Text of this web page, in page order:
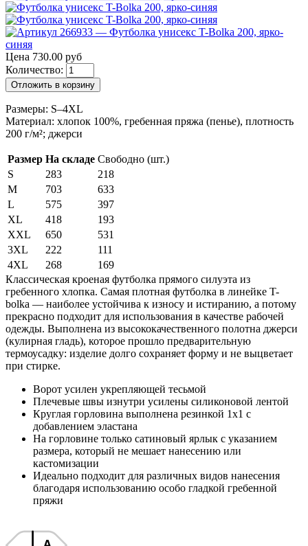
Цена 730.00 руб
Количество:
Отложить в корзину
Размеры: S–4XL
Материал: хлопок 100%, гребенная пряжа (пенье), плотность
200 г/м²; джерси
Размер На складе Свободно (шт.)
S
283
218
M
703
633
L
575
397
XL
418
193
XXL
650
531
3XL
222
111
4XL
268
169
Классическая кроеная футболка прямого силуэта из
гребенного хлопка. Самая плотная футболка в линейке T-
bolka — наиболее устойчива к износу и истиранию, а потому
прекрасно подходит для использования в качестве рабочей
одежды. Выполнена из высококачественного полотна джерси
(кулирная гладь), которое прошло предварительную
термоусадку: изделие долго сохраняет форму и не выцветает
при стирке.
Ворот усилен укрепляющей тесьмой
Плечевые швы изнутри усилены силиконовой лентой
Круглая горловина выполнена резинкой 1x1 с
добавлением эластана
На горловине только сатиновый ярлык с указанием
размера, который не мешает нанесению или
кастомизации
Идеально подходит для различных видов нанесения
благодаря использованию особо гладкой гребенной
пряжи